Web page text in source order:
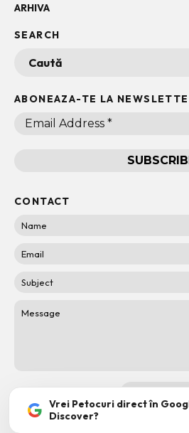
ARHIVA
SEARCH
ABONEAZA-TE LA
CONTACT
Vrei Petocuri direct în
Discover?